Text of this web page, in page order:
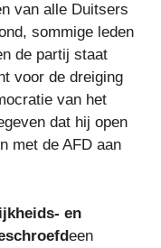
van alle Duitsers
sommige leden
de partij staat
voor de dreiging
van het
dat hij open
met de AFD aan
en
een